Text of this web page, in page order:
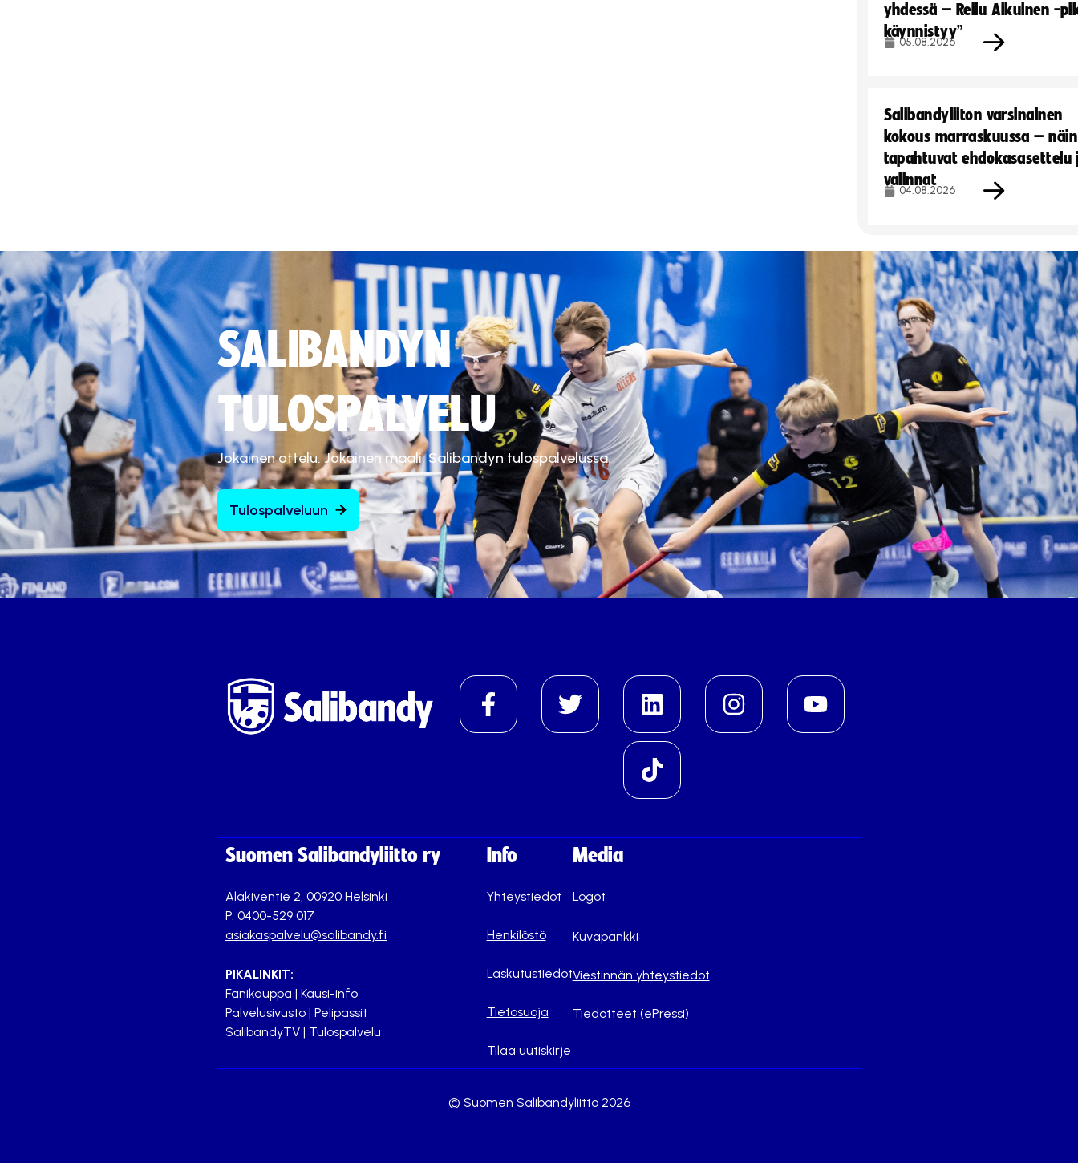
yhdessä – Reilu Aikuinen -
käynnistyy”
05.08.2026
Salibandyliiton varsinainen
kokous marraskuussa – näin
tapahtuvat ehdokasasettelu
valinnat
04.08.2026
SALIBANDYN
TULOSPALVELU
Jokainen ottelu. Jokainen maali. Salibandyn tulospalvelussa.
Tulospalveluun
Suomen Salibandyliitto ry
Alakiventie 2, 00920 Helsinki
P. 0400-529 017
asiakaspalvelu@salibandy.fi
PIKALINKIT:
Fanikauppa | Kausi-info
Palvelusivusto | Pelipassit
SalibandyTV | Tulospalvelu
Info
Yhteystiedot
Henkilöstö
Laskutustiedot
Tietosuoja
Tilaa uutiskirje
Media
Logot
Kuvapankki
Viestinnän yhteystiedot
Tiedotteet (ePressi)
© Suomen Salibandyliitto 2026